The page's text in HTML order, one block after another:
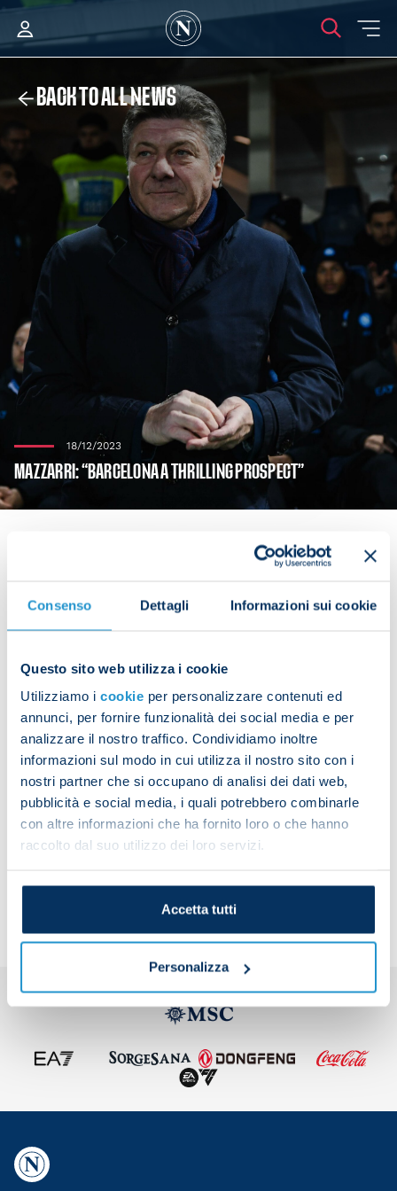
Consenso Dettagli Informazioni sui cookie
Questo sito web utilizza i cookie
Utilizziamo i cookie per personalizzare contenuti ed
annunci, per fornire funzionalità dei social media e per
analizzare il nostro traffico. Condividiamo inoltre
informazioni sul modo in cui utilizza il nostro sito con i
nostri partner che si occupano di analisi dei dati web,
pubblicità e social media, i quali potrebbero combinarle
con altre informazioni che ha fornito loro o che hanno
raccolto dal suo utilizzo dei loro servizi.
Accetta tutti
Personalizza
BACK TO ALL NEWS
18/12/2023
MAZZARRI: “BARCELONA A THRILLING PROSPECT”
Napoli will face Barcelona in the Champions
"I said after the match against Cagliari that all of
the teams that qualified for the round of 16 are
tough propositions and therefore any pairing
would be difficult - Barcelona are especially
challenging. It’s a thrilling prospect for us."